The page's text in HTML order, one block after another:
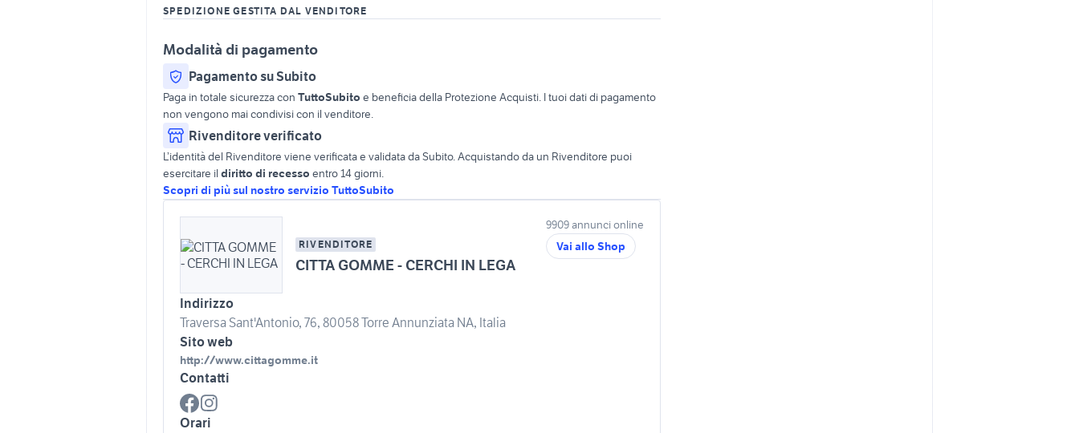
SPEDIZIONE GESTITA DAL VENDITORE
Modalità di pagamento
Pagamento su Subito
Paga in totale sicurezza con TuttoSubito e beneficia della Protezione Acquisti. I tuoi dati di pagamento
non vengono mai condivisi con il venditore.
Rivenditore verificato
L’identità del Rivenditore viene verificata e validata da Subito. Acquistando da un Rivenditore puoi
esercitare il diritto di recesso entro 14 giorni.
Scopri di più sul nostro servizio TuttoSubito
RIVENDITORE
CITTA GOMME - CERCHI IN LEGA
Indirizzo
Traversa Sant'Antonio, 76, 80058 Torre Annunziata NA, Italia
Sito web
http://www.cittagomme.it
Contatti
Orari
9909 annunci online
Vai allo Shop